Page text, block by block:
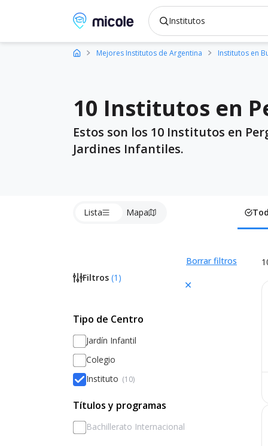
Micole, buscador de colegios
Mejores Institutos de Argentina Institutos en
10 Institutos en
Estos son los 10 Institutos en
Jardines Infantiles.
Lista Mapa
Filtros (1 )
Borrar filtros
Tipo de Centro
Jardín Infantil
Colegio
Instituto (10)
Títulos y programas
Bachillerato Internacional